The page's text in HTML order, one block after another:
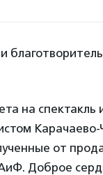
на спектакль
Карачаево-
от
Доброе